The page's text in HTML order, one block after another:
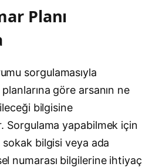
Planı
sorgulamasıyla
göre arsanın ne
bilgisine
Sorgulama yapabilmek için
bilgisi veya ada
numarası bilgilerine ihtiyaç